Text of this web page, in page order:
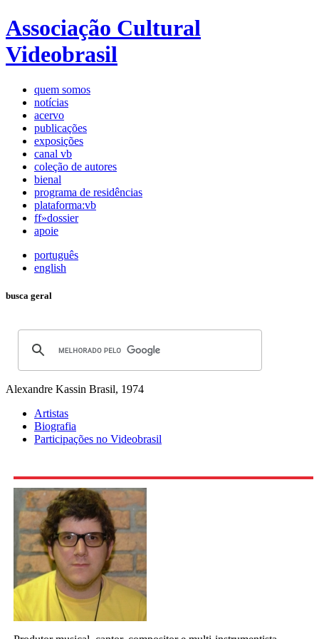
Associação Cultural
Videobrasil
quem somos
notícias
acervo
publicações
exposições
canal vb
coleção de autores
bienal
programa de residências
plataforma:vb
ff»dossier
apoie
português
english
busca geral
Alexandre Kassin Brasil, 1974
Artistas
Biografia
Participações no Videobrasil